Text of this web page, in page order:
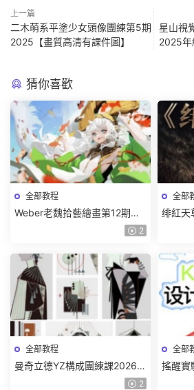
上一篇
二木萌系平塗少女頭像團練第5期
2025【畫質高清有課件圖】
星山視
2025年
猜你喜歡
全部教程
Weber老魏拾藝繪畫第12期角
色特訓班【畫質不錯隻有視
2
全部
绯紅天
全部教程
曼奇立德YZ構成團練課2026年
8月已結課【畫質高清有課件】
2
全部
搖醒實
件基